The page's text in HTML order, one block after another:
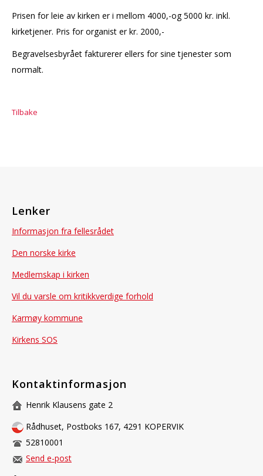
Prisen for leie av kirken er i mellom 4000,-og 5000 kr. inkl.
kirketjener. Pris for organist er kr. 2000,-
Begravelsesbyrået fakturerer ellers for sine tjenester som
normalt.
Tilbake
Lenker
Informasjon fra fellesrådet
Den norske kirke
Medlemskap i kirken
Vil du varsle om kritikkverdige forhold
Karmøy kommune
Kirkens SOS
Kontaktinformasjon
Henrik Klausens gate 2
Rådhuset, Postboks 167, 4291 KOPERVIK
52810001
Send e-post